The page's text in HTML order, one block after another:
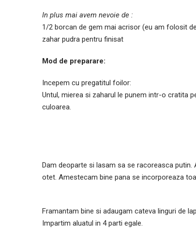
In plus mai avem nevoie de :
1/2 borcan de gem mai acrisor (eu am folosit
zahar pudra pentru finisat
Mod de preparare:
Incepem cu pregatitul foilor:
Untul, mierea si zaharul le punem intr-o cratita
culoarea.
Dam deoparte si lasam sa se racoreasca
otet. Amestecam bine pana se incorporeaza
Framantam bine si adaugam cateva linguri de
Impartim aluatul in 4 parti egale.